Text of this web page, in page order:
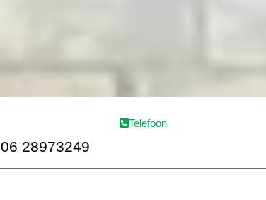
Telefoon
06 28973249